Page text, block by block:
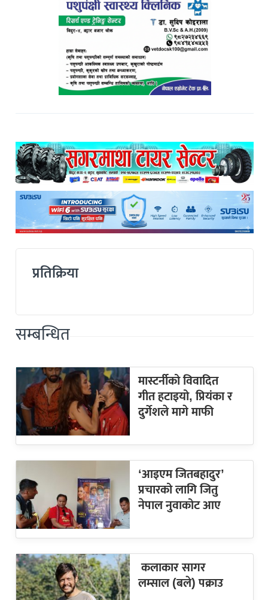
प्रतिक्रिया
सम्बन्धित
मास्टर्नीको विवादित
गीत हटाइयो, प्रियंका र
दुर्गेशले मागे माफी
‘आइएम जितबहादुर’
प्रचारको लागि जितु
नेपाल नुवाकोट आए
कलाकार सागर
लम्साल (बले) पक्राउ